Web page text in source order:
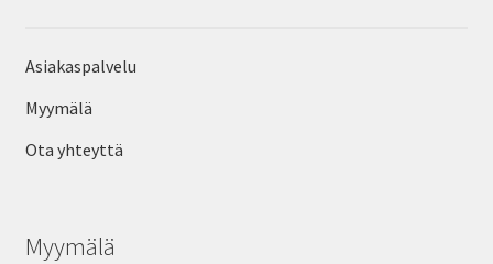
Asiakaspalvelu
Myymälä
Ota yhteyttä
Myymälä